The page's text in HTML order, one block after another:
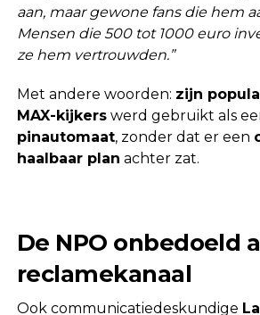
aan, maar gewone fans die hem
Mensen die 500 tot 1000 euro
ze hem vertrouwden.”
Met andere woorden: zijn
MAX-kijkerswerd gebruikt als
pinautomaat, zonder dat er een
haalbaar plan achter zat.
De NPO onbedoeld
reclamekanaal
Ook communicatiedeskundige